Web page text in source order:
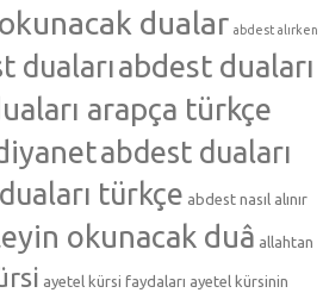
dualar abdest alırken
dualarıabdest duaları
arapça türkçe
abdest duaları
türkçe abdest nasıl alınır
okunacak duâ allahtan
ayetel kürsi faydaları ayetel kürsinin